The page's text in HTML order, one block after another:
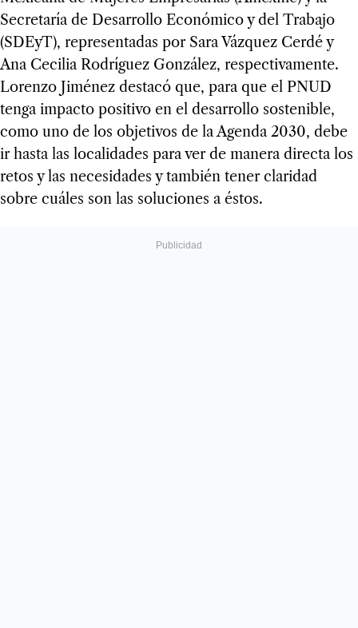
Secretaría de Desarrollo Económico y del Trabajo
(SDEyT), representadas por Sara Vázquez Cerdé y
Ana Cecilia Rodríguez González, respectivamente.
Lorenzo Jiménez destacó que, para que el PNUD
tenga impacto positivo en el desarrollo sostenible,
como uno de los objetivos de la Agenda 2030, debe
ir hasta las localidades para ver de manera directa los
retos y las necesidades y también tener claridad
sobre cuáles son las soluciones a éstos.